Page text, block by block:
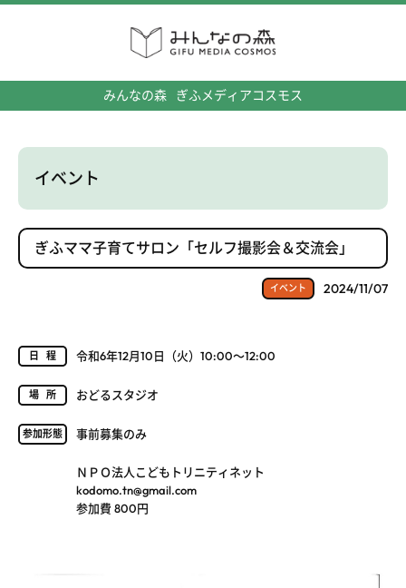
みんなの森 ぎふメディアコスモス
イベント
ぎふママ子育てサロン「セルフ撮影会＆交流会」
イベント 2024/11/07
日程 令和6年12月10日（火）10:00～12:00
場所 おどるスタジオ
参加形態 事前募集のみ
ＮＰＯ法人こどもトリニティネット
kodomo.tn@gmail.com
参加費 800円